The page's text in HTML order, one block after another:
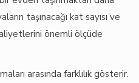
taşınacağı kat sayısı ve
önemli ölçüde
arasında farklılık gösterir.